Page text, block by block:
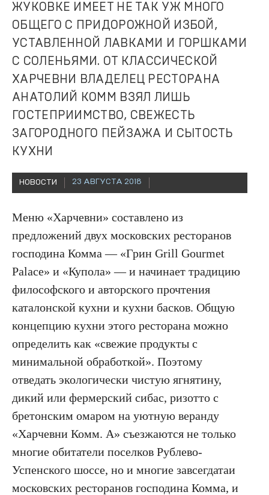
ЖУКОВКЕ ИМЕЕТ НЕ ТАК УЖ МНОГО
ОБЩЕГО С ПРИДОРОЖНОЙ ИЗБОЙ,
УСТАВЛЕННОЙ ЛАВКАМИ И ГОРШКАМИ
С СОЛЕНЬЯМИ. ОТ КЛАССИЧЕСКОЙ
ХАРЧЕВНИ ВЛАДЕЛЕЦ РЕСТОРАНА
АНАТОЛИЙ КОММ ВЗЯЛ ЛИШЬ
ГОСТЕПРИИМСТВО, СВЕЖЕСТЬ
ЗАГОРОДНОГО ПЕЙЗАЖА И СЫТОСТЬ
КУХНИ
НОВОСТИ 23 АВГУСТА 2018
Меню «Харчевни» составлено из
предложений двух московских ресторанов
господина Комма — «Грин Grill Gourmet
Palace» и «Купола» — и начинает традицию
философского и авторского прочтения
каталонской кухни и кухни басков. Общую
концепцию кухни этого ресторана можно
определить как «свежие продукты с
минимальной обработкой». Поэтому
отведать экологически чистую ягнятину,
дикий или фермерский сибас, ризотто с
бретонским омаром на уютную веранду
«Харчевни Комм. А» съезжаются не только
многие обитатели поселков Рублево-
Успенского шоссе, но и многие завсегдатаи
московских ресторанов господина Комма, и